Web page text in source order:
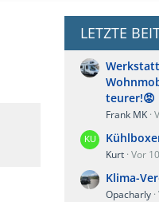
LETZTE
teurer!😡
Frank MK
Kurt Vor
Klima-
Opacharly